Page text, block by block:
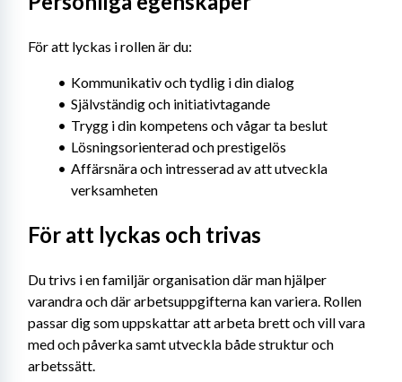
För att lyckas i rollen är du:
Kommunikativ och tydlig i din dialog
Självständig och initiativtagande
Trygg i din kompetens och vågar ta beslut
Lösningsorienterad och prestigelös
Affärsnära och intresserad av att utveckla
verksamheten
För att lyckas och trivas
Du trivs i en familjär organisation där man hjälper
varandra och där arbetsuppgifterna kan variera. Rollen
passar dig som uppskattar att arbeta brett och vill vara
med och påverka samt utveckla både struktur och
arbetssätt.